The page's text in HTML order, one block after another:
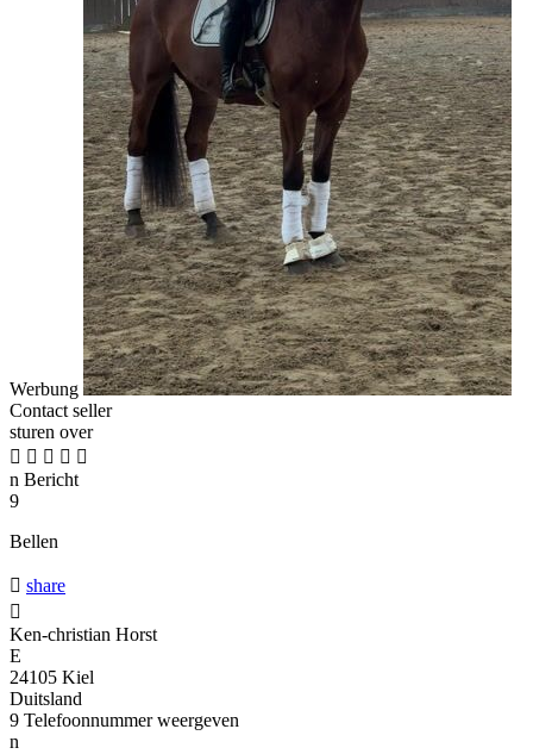
Werbung
Contact seller
sturen over
    
n Bericht
9
Bellen
 share

Ken-christian Horst
E
24105 Kiel
Duitsland
9 Telefoonnummer weergeven
n